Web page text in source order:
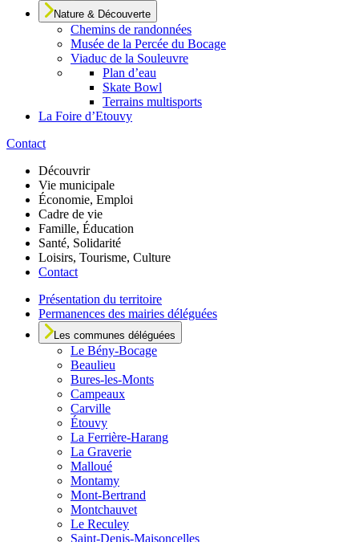
Nature & Découverte
Chemins de randonnées
Musée de la Percée du Bocage
Viaduc de la Souleuvre
Plan d’eau
Skate Bowl
Terrains multisports
La Foire d’Etouvy
Contact
Découvrir
Vie municipale
Économie, Emploi
Cadre de vie
Famille, Éducation
Santé, Solidarité
Loisirs, Tourisme, Culture
Contact
Présentation du territoire
Permanences des mairies déléguées
Les communes déléguées
Le Bény-Bocage
Beaulieu
Bures-les-Monts
Campeaux
Carville
Étouvy
La Ferrière-Harang
La Graverie
Malloué
Montamy
Mont-Bertrand
Montchauvet
Le Reculey
Saint-Denis-Maisoncelles